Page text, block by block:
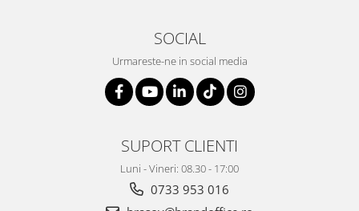
Ghilotine și Trimmere
Distrugatoare documente
Cosuri de gunoi pentru birou
Scaune, birouri si produse
SOCIAL
Urmareste-ne in social media
SUPORT CLIENTI
Luni - Vineri: 08.30 - 17:00
0733 953 016